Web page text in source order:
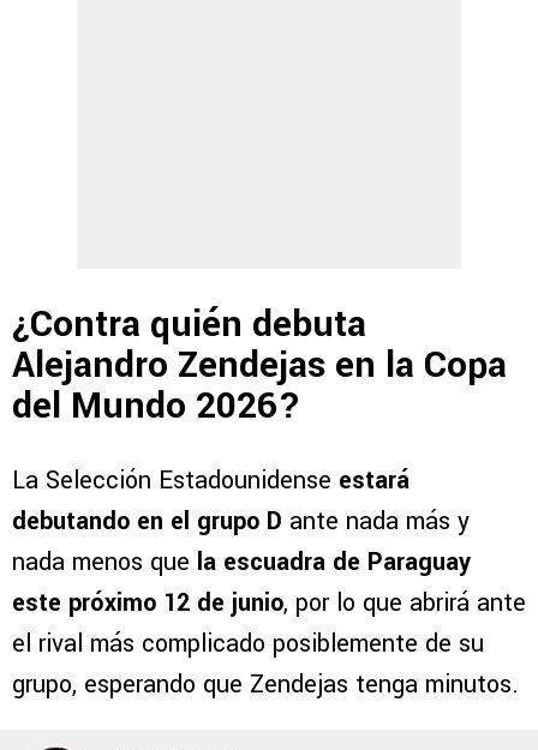
¿Contra quién debuta
Alejandro Zendejas en la Copa
del Mundo 2026?
La Selección Estadounidense estará
debutando en el grupo D ante nada más y
nada menos que la escuadra de Paraguay
este próximo 12 de junio, por lo que abrirá ante
el rival más complicado posiblemente de su
grupo, esperando que Zendejas tenga minutos.